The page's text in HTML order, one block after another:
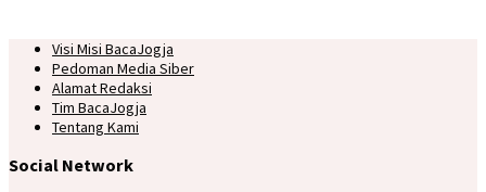
Visi Misi BacaJogja
Pedoman Media Siber
Alamat Redaksi
Tim BacaJogja
Tentang Kami
Social Network